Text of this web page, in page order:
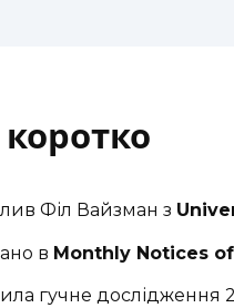
Філ Вайзман з
в Monthly Notices
гучне дослідження